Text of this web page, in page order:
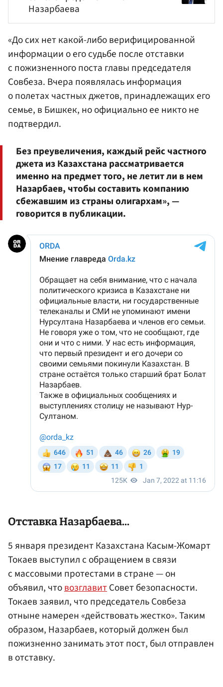
Назарбаева
«До сих нет какой-либо верифицированной
информации о его судьбе после отставки
с пожизненного поста главы председателя
Совбеза. Вчера появлялась информация
о полетах частных джетов, принадлежащих его
семье, в Бишкек, но официально ее никто не
подтвердил.
Без преувеличения, каждый рейс частного
джета из Казахстана рассматривается
именно на предмет того, не летит ли в нем
Назарбаев, чтобы составить компанию
сбежавшим из страны олигархам», —
говорится в публикации.
Отставка Назарбаева...
5 января президент Казахстана Касым-Жомарт
Токаев выступил с обращением в связи
с массовыми протестами в стране — он
объявил, чтовозглавитСовет безопасности.
Токаев заявил, что председатель Совбеза
отныне намерен «действовать жестко». Таким
образом, Назарбаев, который должен был
пожизненно занимать этот пост, был отправлен
в отставку.